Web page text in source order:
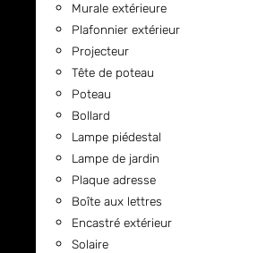
Murale extérieure
Plafonnier extérieur
Projecteur
Tête de poteau
Poteau
Bollard
Lampe piédestal
Lampe de jardin
Plaque adresse
Boîte aux lettres
Encastré extérieur
Solaire